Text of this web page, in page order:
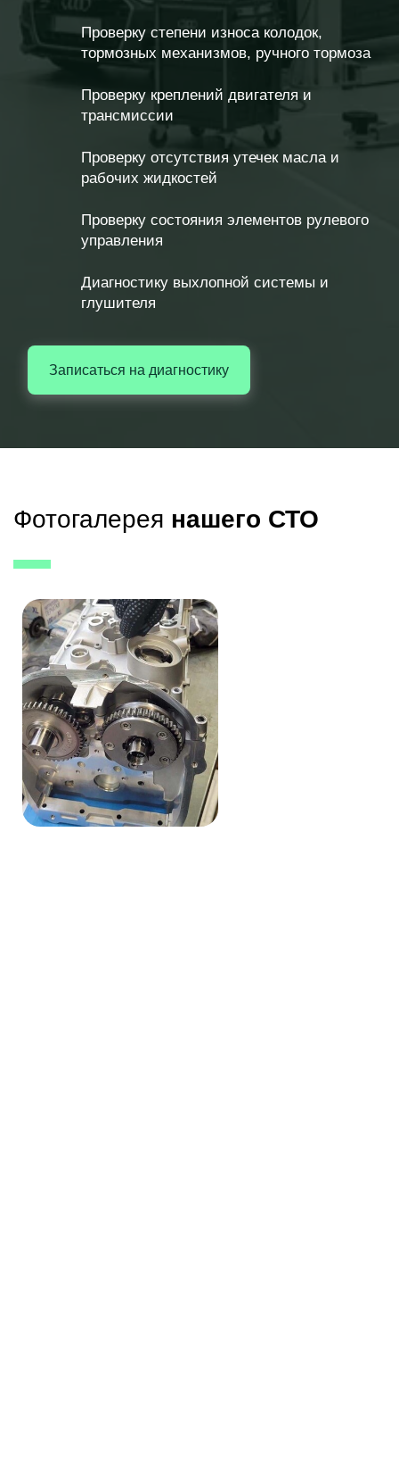
Проверку степени износа колодок,
тормозных механизмов, ручного тормоза
Проверку креплений двигателя и
трансмиссии
Проверку отсутствия утечек масла и
рабочих жидкостей
Проверку состояния элементов рулевого
управления
Диагностику выхлопной системы и
глушителя
Записаться на диагностику
Фотогалерея нашего СТО